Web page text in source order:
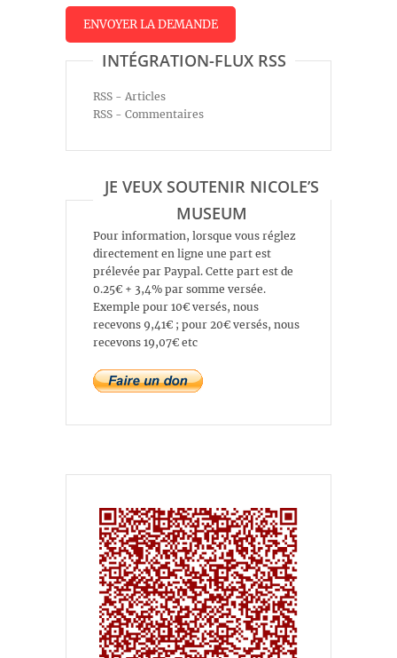
INTÉGRATION-FLUX RSS
RSS - Articles
RSS - Commentaires
JE VEUX SOUTENIR NICOLE’S
MUSEUM
Pour information, lorsque vous réglez
directement en ligne une part est
prélevée par Paypal. Cette part est de
0.25€ + 3,4% par somme versée.
Exemple pour 10€ versés, nous
recevons 9,41€ ; pour 20€ versés, nous
recevons 19,07€ etc